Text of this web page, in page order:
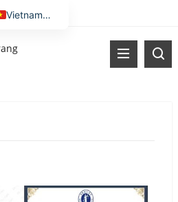
Vietnamese
Bengali